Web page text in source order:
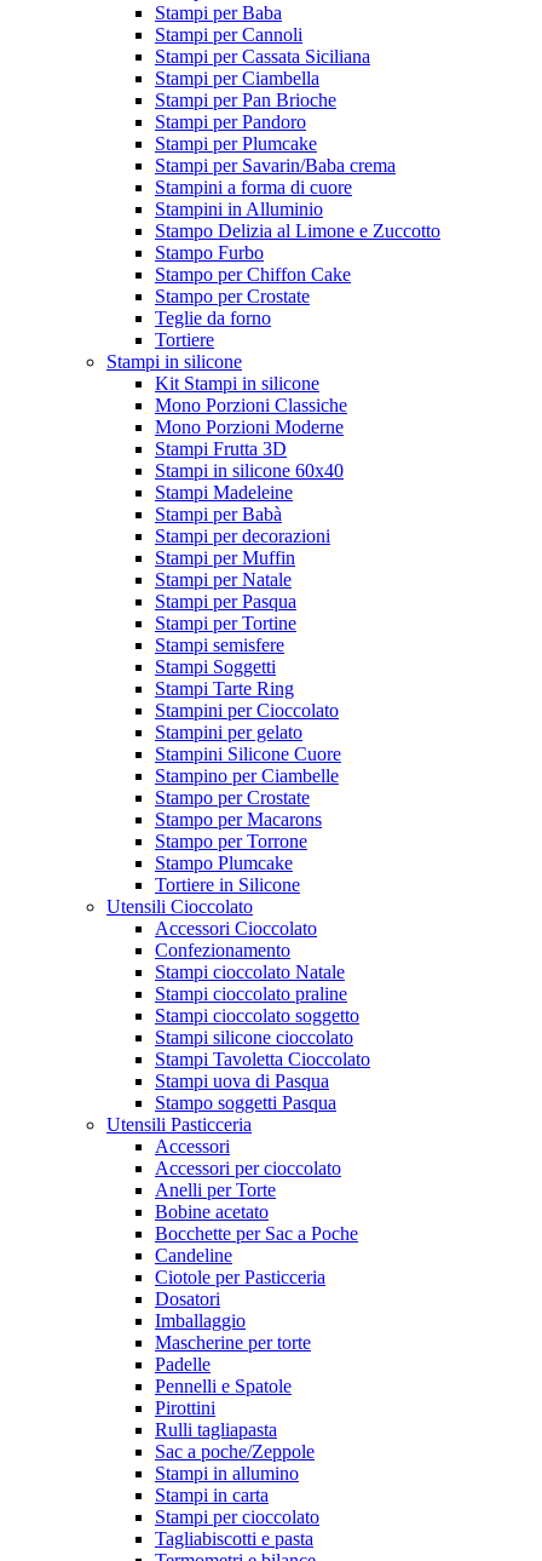
Stampi per Baba
Stampi per Cannoli
Stampi per Cassata Siciliana
Stampi per Ciambella
Stampi per Pan Brioche
Stampi per Pandoro
Stampi per Plumcake
Stampi per Savarin/Baba crema
Stampini a forma di cuore
Stampini in Alluminio
Stampo Delizia al Limone e Zuccotto
Stampo Furbo
Stampo per Chiffon Cake
Stampo per Crostate
Teglie da forno
Tortiere
Stampi in silicone
Kit Stampi in silicone
Mono Porzioni Classiche
Mono Porzioni Moderne
Stampi Frutta 3D
Stampi in silicone 60x40
Stampi Madeleine
Stampi per Babà
Stampi per decorazioni
Stampi per Muffin
Stampi per Natale
Stampi per Pasqua
Stampi per Tortine
Stampi semisfere
Stampi Soggetti
Stampi Tarte Ring
Stampini per Cioccolato
Stampini per gelato
Stampini Silicone Cuore
Stampino per Ciambelle
Stampo per Crostate
Stampo per Macarons
Stampo per Torrone
Stampo Plumcake
Tortiere in Silicone
Utensili Cioccolato
Accessori Cioccolato
Confezionamento
Stampi cioccolato Natale
Stampi cioccolato praline
Stampi cioccolato soggetto
Stampi silicone cioccolato
Stampi Tavoletta Cioccolato
Stampi uova di Pasqua
Stampo soggetti Pasqua
Utensili Pasticceria
Accessori
Accessori per cioccolato
Anelli per Torte
Bobine acetato
Bocchette per Sac a Poche
Candeline
Ciotole per Pasticceria
Dosatori
Imballaggio
Mascherine per torte
Padelle
Pennelli e Spatole
Pirottini
Rulli tagliapasta
Sac a poche/Zeppole
Stampi in allumino
Stampi in carta
Stampi per cioccolato
Tagliabiscotti e pasta